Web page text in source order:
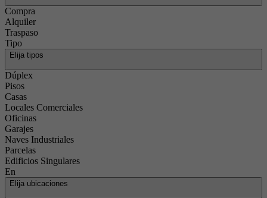
Compra
Alquiler
Traspaso
Tipo
Elija tipos
Dúplex
Pisos
Casas
Locales Comerciales
Oficinas
Garajes
Naves Industriales
Parcelas
Edificios Singulares
En
Elija ubicaciones